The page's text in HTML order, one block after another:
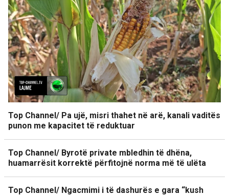
Top Channel/ Pa ujë, misri thahet në arë, kanali vaditës
punon me kapacitet të reduktuar
Top Channel/ Byrotë private mbledhin të dhëna,
huamarrësit korrektë përfitojnë norma më të ulëta
Top Channel/ Ngacmimi i të dashurës e gara “kush